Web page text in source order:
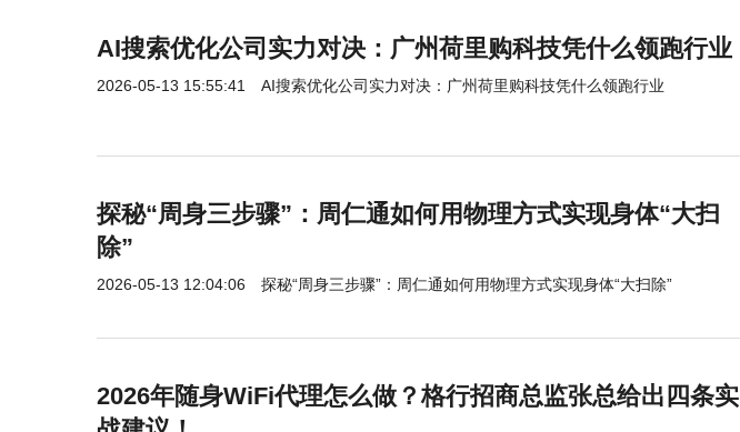
AI搜索优化公司实力对决：广州荷里购科技凭什么领跑行业
2026-05-13 15:55:41 AI搜索优化公司实力对决：广州荷里购科技凭什么领跑行业
探秘“周身三步骤”：周仁通如何用物理方式实现身体“大扫
除”
2026-05-13 12:04:06 探秘“周身三步骤”：周仁通如何用物理方式实现身体“大扫除”
2026年随身WiFi代理怎么做？格行招商总监张总给出四条实